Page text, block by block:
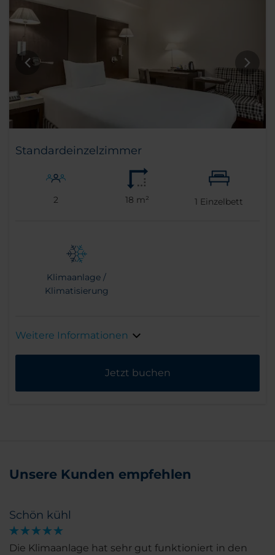
Standardeinzelzimmer
2 18 m² 1 Einzelbett
Klimaanlage /
Klimatisierung
Weitere Informationen
Jetzt buchen
Unsere Kunden empfehlen
Schön kühl
Die Klimaanlage hat sehr gut funktioniert in den